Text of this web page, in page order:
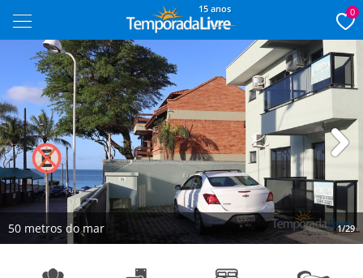
15 anos 0
50 metros do mar 1/29